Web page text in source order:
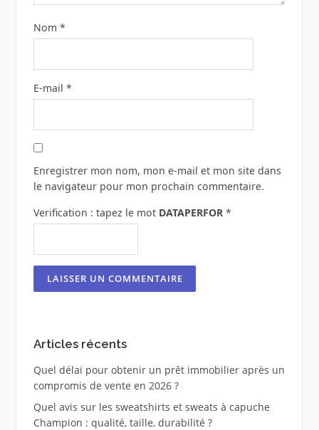
Nom *
E-mail *
Enregistrer mon nom, mon e-mail et mon site dans
le navigateur pour mon prochain commentaire.
Verification : tapez le mot DATAPERFOR *
Articles récents
Quel délai pour obtenir un prêt immobilier après un
compromis de vente en 2026 ?
Quel avis sur les sweatshirts et sweats à capuche
Champion : qualité, taille, durabilité ?